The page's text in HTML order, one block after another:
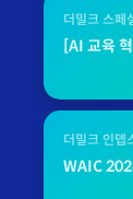
더밀크 스페
[AI 교육
더밀크 인뎁
WAIC